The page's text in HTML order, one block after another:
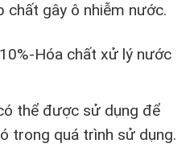
chất gây ô nhiễm nước.
Hóa chất xử lý nước
thể được sử dụng để
trong quá trình sử dụng.